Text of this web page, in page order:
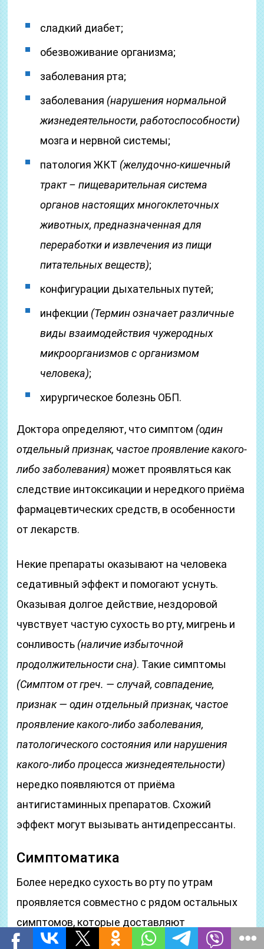
сладкий диабет;
обезвоживание организма;
заболевания рта;
заболевания (нарушения нормальной
жизнедеятельности, работоспособности)
мозга и нервной системы;
патология ЖКТ (желудочно-кишечный
тракт – пищеварительная система
органов настоящих многоклеточных
животных, предназначенная для
переработки и извлечения из пищи
питательных веществ);
конфигурации дыхательных путей;
инфекции (Термин означает различные
виды взаимодействия чужеродных
микроорганизмов с организмом
человека);
хирургическое болезнь ОБП.
Доктора определяют, что симптом (один
отдельный признак, частое проявление какого-
либо заболевания) может проявляться как
следствие интоксикации и нередкого приёма
фармацевтических средств, в особенности
от лекарств.
Некие препараты оказывают на человека
седативный эффект и помогают уснуть.
Оказывая долгое действие, нездоровой
чувствует частую сухость во рту, мигрень и
сонливость (наличие избыточной
продолжительности сна). Такие симптомы
(Симптом от греч. — случай, совпадение,
признак — один отдельный признак, частое
проявление какого-либо заболевания,
патологического состояния или нарушения
какого-либо процесса жизнедеятельности)
нередко появляются от приёма
антигистаминных препаратов. Схожий
эффект могут вызывать антидепрессанты.
Симптоматика
Более нередко сухость во рту по утрам
проявляется совместно с рядом остальных
симптомов, которые доставляют
дискомфорт человеку и могут говорить о